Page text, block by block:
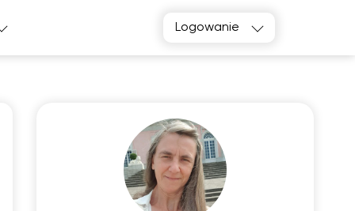
Logowanie